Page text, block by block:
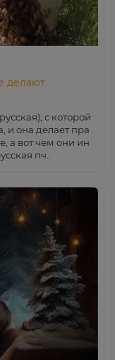
делают
с которой
и она делает пра
а вот чем они ин
пч..